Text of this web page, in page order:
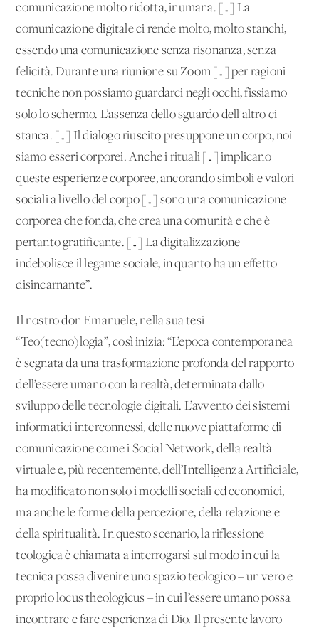
comunicazione molto ridotta, inumana. […] La
comunicazione digitale ci rende molto, molto stanchi,
essendo una comunicazione senza risonanza, senza
felicità. Durante una riunione su Zoom […] per ragioni
tecniche non possiamo guardarci negli occhi, fissiamo
solo lo schermo. L’assenza dello sguardo dell'altro ci
stanca. […] Il dialogo riuscito presuppone un corpo, noi
siamo esseri corporei. Anche i rituali […] implicano
queste esperienze corporee, ancorando simboli e valori
sociali a livello del corpo […] sono una comunicazione
corporea che fonda, che crea una comunità e che è
pertanto gratificante. […] La digitalizzazione
indebolisce il legame sociale, in quanto ha un effetto
disincarnante”.
Il nostro don Emanuele, nella sua tesi
“Teo(tecno)logia”, così inizia: “L’epoca contemporanea
è segnata da una trasformazione profonda del rapporto
dell’essere umano con la realtà, determinata dallo
sviluppo delle tecnologie digitali. L’avvento dei sistemi
informatici interconnessi, delle nuove piattaforme di
comunicazione come i Social Network, della realtà
virtuale e, più recentemente, dell’Intelligenza Artificiale,
ha modificato non solo i modelli sociali ed economici,
ma anche le forme della percezione, della relazione e
della spiritualità. In questo scenario, la riflessione
teologica è chiamata a interrogarsi sul modo in cui la
tecnica possa divenire uno spazio teologico – un vero e
proprio locus theologicus – in cui l’essere umano possa
incontrare e fare esperienza di Dio. Il presente lavoro